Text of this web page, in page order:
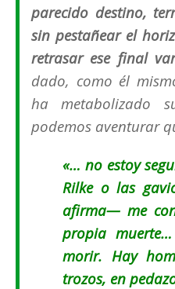
parecido destino,
sin pestañear el
retrasar ese final
dado, como él
ha metabolizado
podemos aventurar
«… no estoy
Rilke o las
afirma— me
propia
morir. Hay
trozos, en